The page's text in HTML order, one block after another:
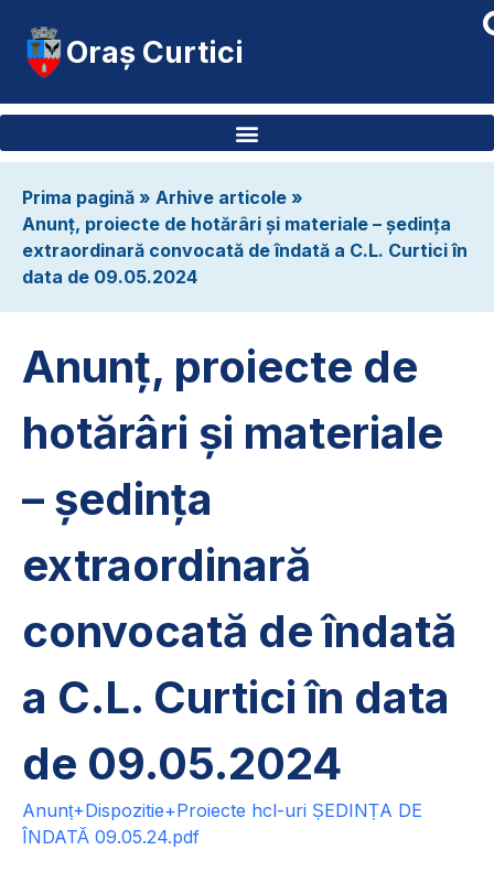
Oraș Curtici
Prima pagină » Arhive articole »
Anunț, proiecte de hotărâri și materiale – ședința
extraordinară convocată de îndată a C.L. Curtici în
data de 09.05.2024
Anunț, proiecte de
hotărâri și materiale
– ședința
extraordinară
convocată de îndată
a C.L. Curtici în data
de 09.05.2024
Anunț+Dispozitie+Proiecte hcl-uri ȘEDINȚA DE
ÎNDATĂ 09.05.24.pdf